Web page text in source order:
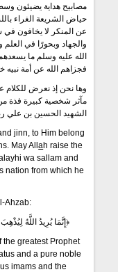
مصابيح هداية يضيئون
حياض الشريعة الغراء
عن المنكر لا يخافون في
والجهاد وبحورًا في
الله عليه وسلم ما
فجزاهم الله عن أمة نبيه
وها نحن إذ نعرض للكلام
مآثر شخصية كبيرة فذة من
الشهيد الحسين بن علي
jinn, to Him belong
May Allah raise the
wa sallam and
nation from which he
Ahzab:
﴿إِنَّمَا يُرِيدُ اللَّهُ
the greatest Prophet
and a pure noble
imams and the